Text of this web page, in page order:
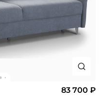
83 700 ₽